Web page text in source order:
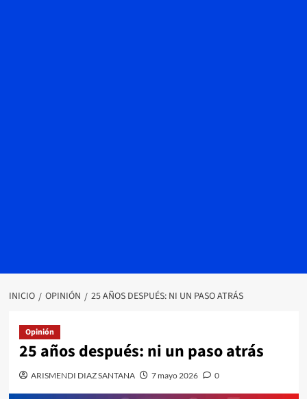
INICIO OPINIÓN 25 AÑOS DESPUÉS: NI UN PASO ATRÁS
Opinión
25 años después: ni un paso atrás
ARISMENDI DIAZ SANTANA 7 mayo 2026 0